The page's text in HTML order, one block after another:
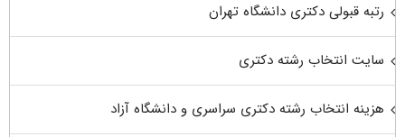
رتبه قبولی دکتری دانشگاه تهران
سایت انتخاب رشته دکتری
هزینه انتخاب رشته دکتری سراسری و دانشگاه آزاد